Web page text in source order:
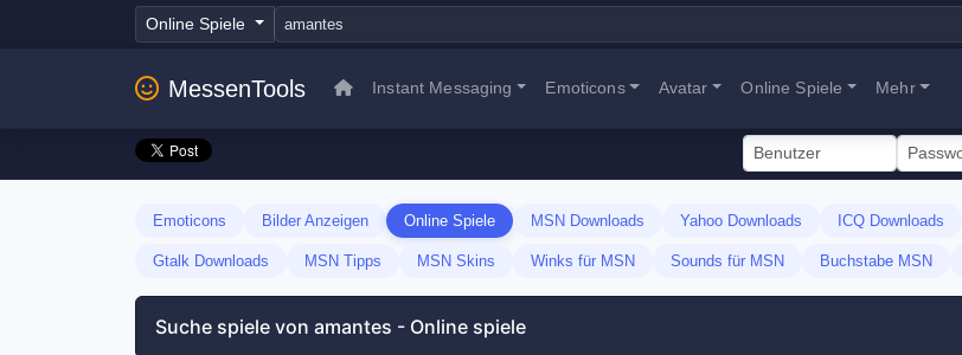
Online Spiele
MessenTools Instant Messaging Emoticons Avatar Online Spiele Mehr
Emoticons Bilder Anzeigen Online Spiele MSN Downloads Yahoo Downloads ICQ Downloads
Gtalk Downloads MSN Tipps MSN Skins Winks für MSN Sounds für MSN Buchstabe MSN
Suche spiele von amantes - Online spiele